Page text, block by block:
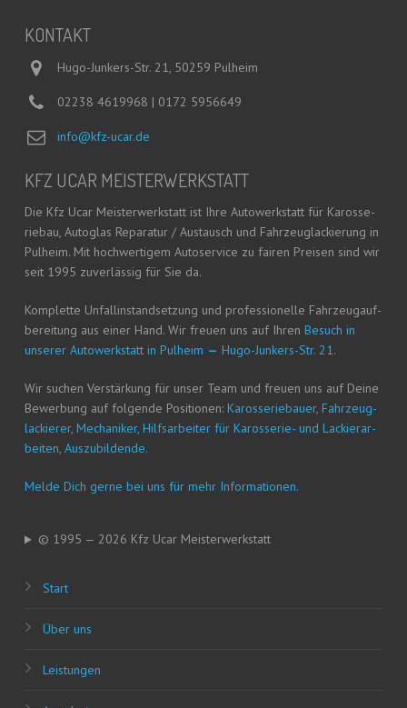
KON­TAKT
Hugo-Junkers-Str. 21, 50259 Pulheim
02238 4619968 | 0172 5956649
info@kfz-ucar.de
KFZ UCAR MEISTERWERKSTATT
Die Kfz Ucar Meis­ter­werk­statt ist Ihre Auto­werk­statt für Karos­se­
rie­bau, Auto­glas Repa­ra­tur / Aus­tausch und Fahr­zeug­la­ckie­rung in
Pul­heim. Mit hoch­wer­ti­gem Auto­ser­vice zu fai­ren Prei­sen sind wir
seit 1995 zuver­läs­sig für Sie da.
Kom­plet­te Unfall­in­stand­set­zung und pro­fes­sio­nel­le Fahr­zeug­auf­
be­rei­tung aus einer Hand. Wir freu­en uns auf Ihren Besuch in
unse­rer Auto­werk­statt in Pul­heim — Hugo-Jun­kers-Str. 21.
Wir suchen Ver­stär­kung für unser Team und freu­en uns auf Dei­ne
Bewer­bung auf fol­gen­de Posi­tio­nen: Karos­se­rie­bau­er, Fahr­zeug­
la­ckie­rer, Mecha­ni­ker, Hilfs­ar­bei­ter für Karos­se­rie- und Lackier­ar­
bei­ten, Auszubildende.
Mel­de Dich ger­ne bei uns für mehr Informationen.
© 1995 — 2026 Kfz Ucar Meisterwerkstatt
Start
Über uns
Leis­tun­gen